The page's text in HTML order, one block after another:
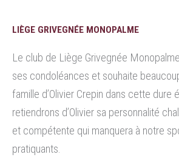
LIÈGE GRIVEGNÉE MONOPALME
Le club de Liège Grivegnée
ses condoléances et souhaite
famille d’Olivier Crepin dans cette dure
retiendrons d’Olivier sa personnalité
et compétente qui manquera à notre
pratiquants.